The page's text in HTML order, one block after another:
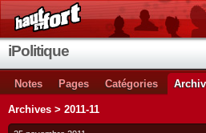
iPolitique
Notes Pages Catégories
Archives > 2011-11